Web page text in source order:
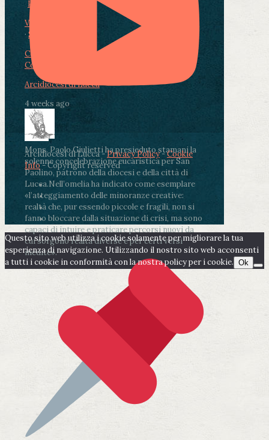
Photo
View on Facebook
· Share
Condividi su Facebook
Condividi su LinkedIn
Arcidiocesi di Lucca
4 weeks ago
Mons. Paolo Giulietti ha presieduto stamani la
solenne concelebrazione eucaristica per San
Paolino, patrono della diocesi e della città di
Lucca.Nell’omelia ha indicato come esemplare
«l’atteggiamento delle minoranze creative:
realtà che, pur essendo piccole e fragili, non si
fanno bloccare dalla situazione di crisi, ma sono
capaci di intuire e praticare percorsi nuovi da
cui sorgono realtà diverse e per certi versi
inedite».
Arcidiocesi di Lucca -Privacy Policy-Cookie
Info- Copyright reserved
Questo sito web utilizza i cookie solamente per migliorare la tua
esperienza di navigazione. Utilizzando il nostro sito web acconsenti
a tutti i cookie in conformità con la nostra policy per i cookie. Ok